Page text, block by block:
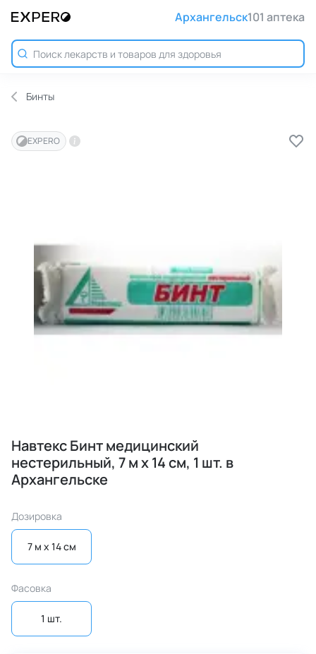
Архангельск101 аптека
Бинты
EXPERO
Навтекс Бинт медицинский
нестерильный, 7 м х 14 см, 1 шт. в
Архангельске
Дозировка
7 м x 14 см
Фасовка
1 шт.